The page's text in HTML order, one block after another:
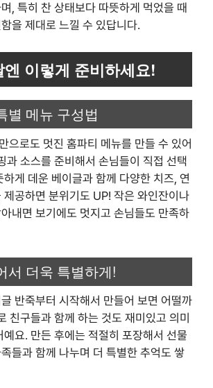
, 특히 찬 상태보다 따뜻하게 먹었을 때
을 제대로 느낄 수 있답니다.
이렇게 준비하세요!
별 메뉴 구성법
으로도 멋진 홈파티 메뉴를 만들 수 있어
과 소스를 준비해서 손님들이 직접 선택
게 데운 베이글과 함께 다양한 치즈, 연
제공하면 분위기도 UP! 작은 와인잔이나
내면 보기에도 멋지고 손님들도 만족하
서 더욱 특별하게!
반죽부터 시작해서 만들어 보면 어떨까
친구들과 함께 하는 것도 재미있고 의미
예요. 만든 후에는 적절히 포장해서 선물
들과 함께 나누며 더 특별한 추억도 쌓